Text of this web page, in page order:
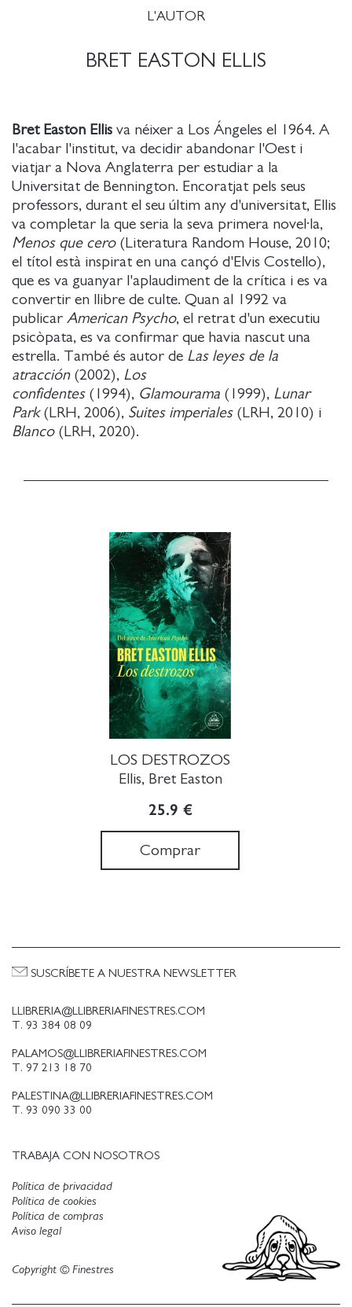
L'AUTOR
BRET EASTON ELLIS
Bret Easton Ellis va néixer a Los Ángeles el 1964. A
l'acabar l'institut, va decidir abandonar l'Oest i
viatjar a Nova Anglaterra per estudiar a la
Universitat de Bennington. Encoratjat pels seus
professors, durant el seu últim any d'universitat, Ellis
va completar la que seria la seva primera novel·la,
Menos que cero(Literatura Random House, 2010;
el títol està inspirat en una cançó d'Elvis Costello),
que es va guanyar l'aplaudiment de la crítica i es va
convertir en llibre de culte. Quan al 1992 va
publicar American Psycho, el retrat d'un executiu
psicòpata, es va confirmar que havia nascut una
estrella. També és autor de Las leyes de la
atracción(2002), Los
confidentes(1994), Glamourama (1999), Lunar
Park(LRH, 2006), Suites imperiales (LRH, 2010) i
Blanco(LRH, 2020).
LOS DESTROZOS
Ellis, Bret Easton
25.9 €
Comprar
LLIBRERIA@LLIBRERIAFINESTRES.COM
T. 93 384 08 09
PALAMOS@LLIBRERIAFINESTRES.COM
T. 97 213 18 70
PALESTINA@LLIBRERIAFINESTRES.COM
T. 93 090 33 00
TRABAJA CON NOSOTROS
SUSCRÍBETE A NUESTRA NEWSLETTER
Política de privacidad
Política de cookies
Aviso legal
Política de compras
Copyright © Finestres